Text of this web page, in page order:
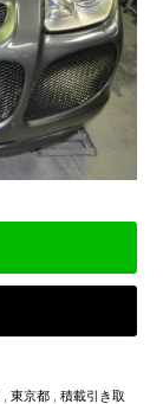
,東京都, 積載引き取